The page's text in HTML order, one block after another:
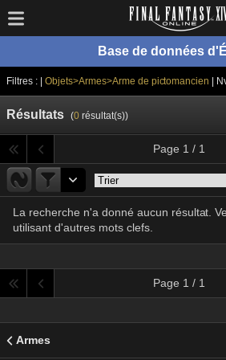
Base de données
Filtres : | Objets>Armes>Arme de pictomancien
Résultats (0résultat(s))
Page 1 / 1
La recherche n'a donné aucun résultat.
utilisant d'autres mots clefs.
Page 1 / 1
Armes